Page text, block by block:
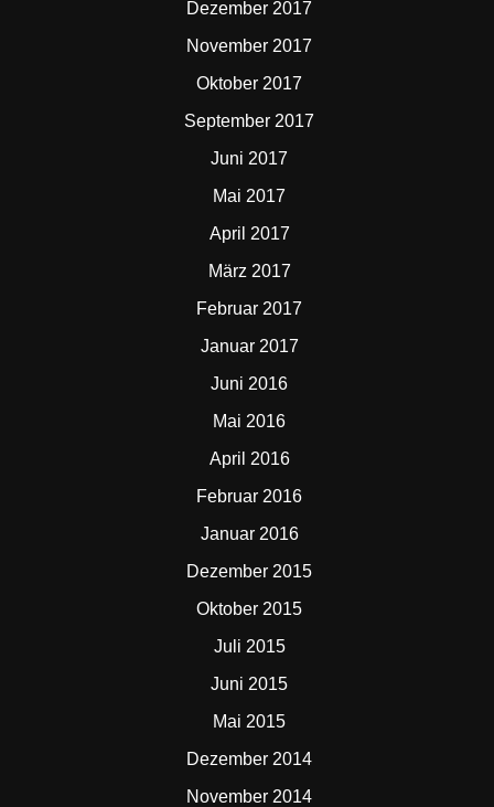
Dezember 2017
November 2017
Oktober 2017
September 2017
Juni 2017
Mai 2017
April 2017
März 2017
Februar 2017
Januar 2017
Juni 2016
Mai 2016
April 2016
Februar 2016
Januar 2016
Dezember 2015
Oktober 2015
Juli 2015
Juni 2015
Mai 2015
Dezember 2014
November 2014